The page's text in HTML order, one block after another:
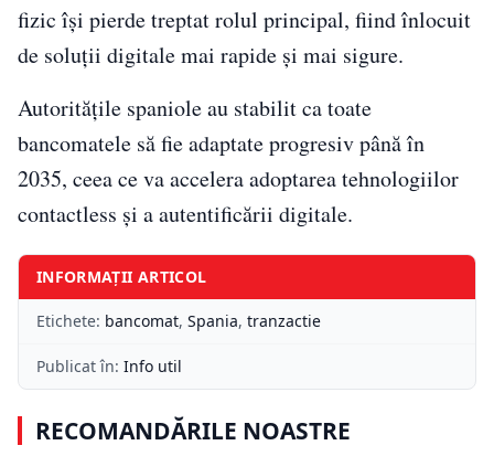
fizic își pierde treptat rolul principal, fiind înlocuit
de soluții digitale mai rapide și mai sigure.
Autoritățile spaniole au stabilit ca toate
bancomatele să fie adaptate progresiv până în
2035, ceea ce va accelera adoptarea tehnologiilor
contactless și a autentificării digitale.
INFORMAȚII ARTICOL
Etichete: bancomat, Spania, tranzactie
Publicat în: Info util
RECOMANDĂRILE NOASTRE